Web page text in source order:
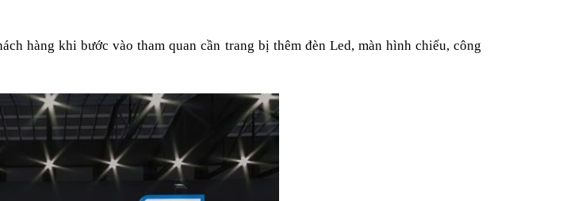
hàng khi bước vào tham quan cần trang bị thêm đèn Led, màn hình chiếu, công